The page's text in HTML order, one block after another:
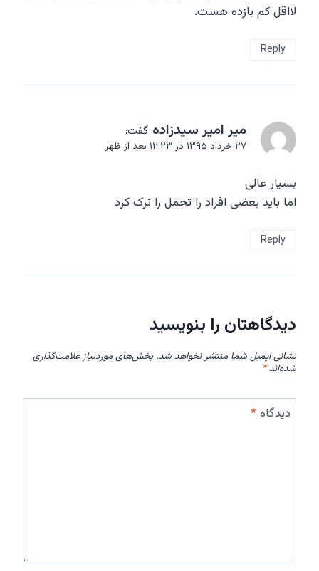
لااقل کم بازده هست.
Reply
میر امیر سیدزاده گفت:
۲۷ خرداد ۱۳۹۵ در ۱۲:۲۳ بعد از ظهر
بسیار عالی
اما باید بعضی افراد را تحمل را نرک کرد
Reply
دیدگاهتان را بنویسید
نشانی ایمیل شما منتشر نخواهد شد. بخش‌های موردنیاز علامت‌گذاری
شده‌اند*
دیدگاه*